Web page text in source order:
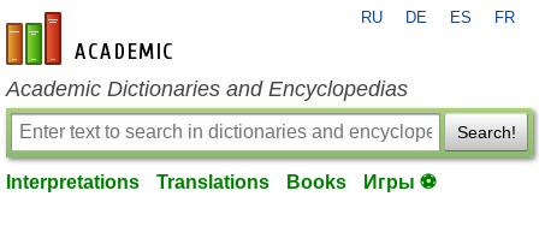
en-academic.com
RU DE ES FR
Academic Dictionaries and Encyclopedias
Search!
Interpretations Translations Books Игры ⚽